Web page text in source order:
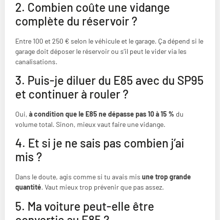
2. Combien coûte une vidange
complète du réservoir ?
Entre 100 et 250 € selon le véhicule et le garage. Ça dépend si le
garage doit déposer le réservoir ou s’il peut le vider via les
canalisations.
3. Puis-je diluer du E85 avec du SP95
et continuer à rouler ?
Oui, à condition que le E85 ne dépasse pas 10 à 15 % du
volume total. Sinon, mieux vaut faire une vidange.
4. Et si je ne sais pas combien j’ai
mis ?
Dans le doute, agis comme si tu avais mis une trop grande
quantité. Vaut mieux trop prévenir que pas assez.
5. Ma voiture peut-elle être